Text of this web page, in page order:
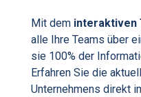
Mit dem interaktiven
alle Ihre Teams über
sie 100% der
Erfahren Sie die
Unternehmens direkt